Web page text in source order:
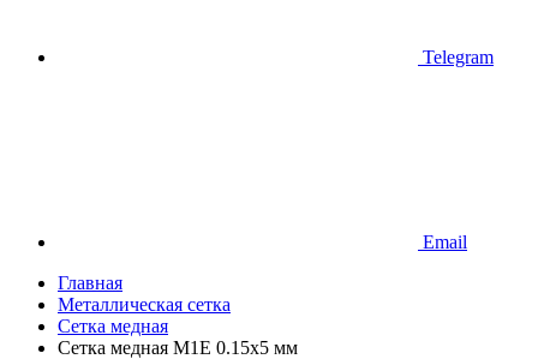
Telegram
Email
Главная
Металлическая сетка
Сетка медная
Сетка медная М1Е 0.15х5 мм